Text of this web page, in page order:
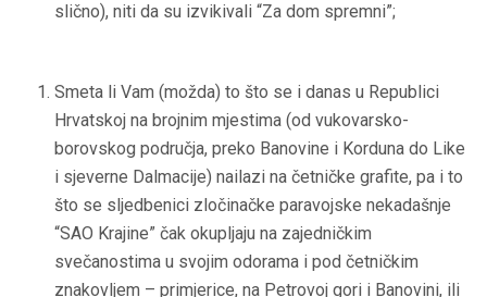
slično), niti da su izvikivali “Za dom spremni”;
Smeta li Vam (možda) to što se i danas u Republici
Hrvatskoj na brojnim mjestima (od vukovarsko-
borovskog područja, preko Banovine i Korduna do Like
i sjeverne Dalmacije) nailazi na četničke grafite, pa i to
što se sljedbenici zločinačke paravojske nekadašnje
“SAO Krajine” čak okupljaju na zajedničkim
svečanostima u svojim odorama i pod četničkim
znakovljem – primjerice, na Petrovoj gori i Banovini, ili